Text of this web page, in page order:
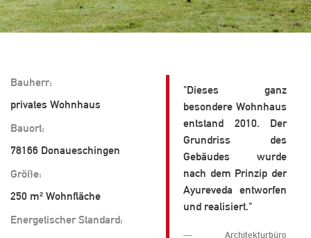
Bauherr:
privates Wohnhaus
Bauort:
78166 Donaueschingen
Größe:
250 m² Wohnfläche
Energetischer Standard:
"Dieses ganz
besondere Wohnhaus
entstand 2010. Der
Grundriss des
Gebäudes wurde
nach dem Prinzip der
Ayureveda entworfen
und realisiert."
Architekturbüro